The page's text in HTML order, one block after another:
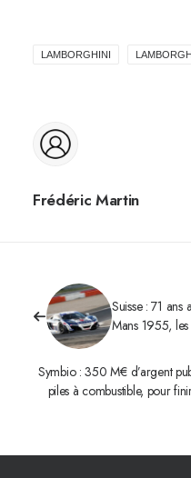
LAMBORGHINI
Frédéric Martin
Suisse : 71
Mans 1955,
Symbio : 350 M€ d’argent
piles à combustible, pour